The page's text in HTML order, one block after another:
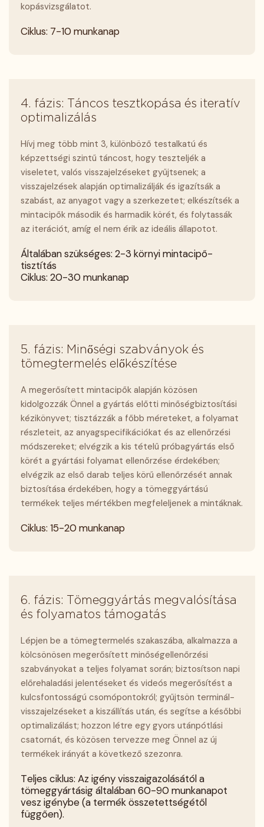
kopásvizsgálatot.
Ciklus: 7-10 munkanap
4. fázis: Táncos tesztkopása és iteratív
optimalizálás
Hívj meg több mint 3, különböző testalkatú és
képzettségi szintű táncost, hogy teszteljék a
viseletet, valós visszajelzéseket gyűjtsenek; a
visszajelzések alapján optimalizálják és igazítsák a
szabást, az anyagot vagy a szerkezetet; elkészítsék a
mintacipők második és harmadik körét, és folytassák
az iterációt, amíg el nem érik az ideális állapotot.
Általában szükséges: 2-3 környi mintacipő-
tisztítás
Ciklus: 20-30 munkanap
5. fázis: Minőségi szabványok és
tömegtermelés előkészítése
A megerősített mintacipők alapján közösen
kidolgozzák Önnel a gyártás előtti minőségbiztosítási
kézikönyvet; tisztázzák a főbb méreteket, a folyamat
részleteit, az anyagspecifikációkat és az ellenőrzési
módszereket; elvégzik a kis tételű próbagyártás első
körét a gyártási folyamat ellenőrzése érdekében;
elvégzik az első darab teljes körű ellenőrzését annak
biztosítása érdekében, hogy a tömeggyártású
termékek teljes mértékben megfeleljenek a mintáknak.
Ciklus: 15-20 munkanap
6. fázis: Tömeggyártás megvalósítása
és folyamatos támogatás
Lépjen be a tömegtermelés szakaszába, alkalmazza a
kölcsönösen megerősített minőségellenőrzési
szabványokat a teljes folyamat során; biztosítson napi
előrehaladási jelentéseket és videós megerősítést a
kulcsfontosságú csomópontokról; gyűjtsön terminál-
visszajelzéseket a kiszállítás után, és segítse a későbbi
optimalizálást; hozzon létre egy gyors utánpótlási
csatornát, és közösen tervezze meg Önnel az új
termékek irányát a következő szezonra.
Teljes ciklus: Az igény visszaigazolásától a
tömeggyártásig általában 60-90 munkanapot
vesz igénybe (a termék összetettségétől
függően).